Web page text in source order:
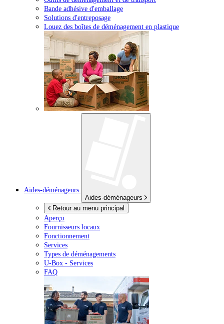
Bande adhésive d'emballage
Solutions d'entreposage
Louez des boîtes de déménagement en plastique
Aides-déménageurs
Aides-déménageurs
Retour au menu principal
Aperçu
Fournisseurs locaux
Fonctionnement
Services
Types de déménagements
U-Box - Services
FAQ